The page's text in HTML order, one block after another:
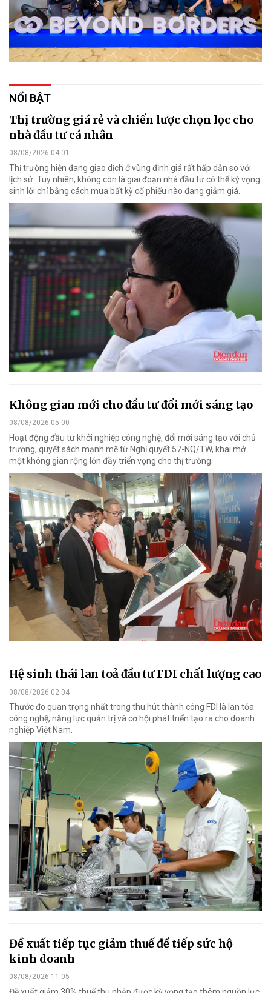
NỔI BẬT
Thị trường giá rẻ và chiến lược chọn lọc cho
nhà đầu tư cá nhân
08/08/2026 04:01
Thị trường hiện đang giao dịch ở vùng định giá rất hấp dẫn so với
lịch sử. Tuy nhiên, không còn là giai đoạn nhà đầu tư có thể kỳ vọng
sinh lời chỉ bằng cách mua bất kỳ cổ phiếu nào đang giảm giá.
Không gian mới cho đầu tư đổi mới sáng tạo
08/08/2026 05:00
Hoạt động đầu tư khởi nghiệp công nghệ, đổi mới sáng tạo với chủ
trương, quyết sách mạnh mẽ từ Nghị quyết 57-NQ/TW, khai mở
một không gian rộng lớn đầy triển vọng cho thị trường.
Hệ sinh thái lan toả đầu tư FDI chất lượng cao
08/08/2026 02:04
Thước đo quan trọng nhất trong thu hút thành công FDI là lan tỏa
công nghệ, năng lực quản trị và cơ hội phát triển tạo ra cho doanh
nghiệp Việt Nam.
Đề xuất tiếp tục giảm thuế để tiếp sức hộ
kinh doanh
08/08/2026 11:05